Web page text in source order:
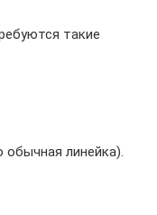
такие
линейка).